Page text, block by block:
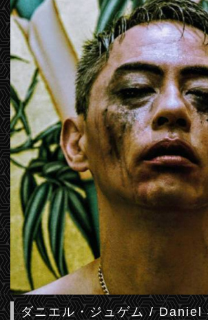
ダニエル・ジュゲム / Daniel